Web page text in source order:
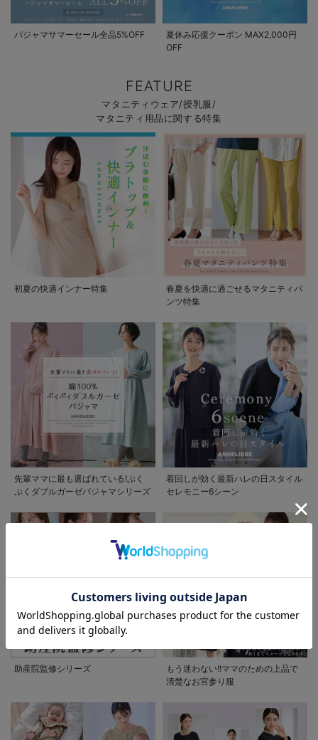
パジャマサマーセール全品5%OFF
夏休み応援クーポン MAX2,000円
OFF
FEATURE
マタニティウェア/授乳服/
マタニティ用品に関する特集
初夏の快適インナー特集
春夏を快適に過ごせるマタニティパ
ンツ特集
先輩ママに最も選ばれている!ぷく
ぷくダブルガーゼパジャマシリーズ
着回しが効く最新ハレの日スタイル
セレモニー6シーン
助産院監修シリーズ
もう迷わない!!ママのための上品で
清楚なお宮参り服
お気に入り商品を確認する